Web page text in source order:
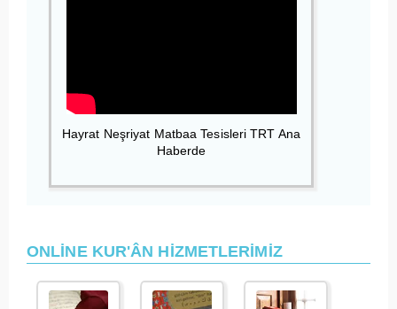
Hayrat Neşriyat Matbaa Tesisleri TRT Ana
Haberde
ONLİNE KUR'ÂN HİZMETLERİMİZ